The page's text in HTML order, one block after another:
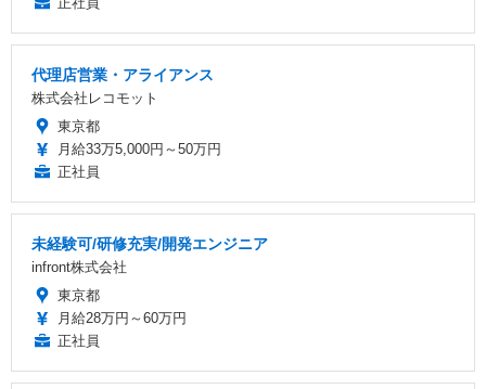
代理店営業・アライアンス
株式会社レコモット
東京都
月給33万5,000円～50万円
正社員
未経験可/研修充実/開発エンジニア
infront株式会社
東京都
月給28万円～60万円
正社員